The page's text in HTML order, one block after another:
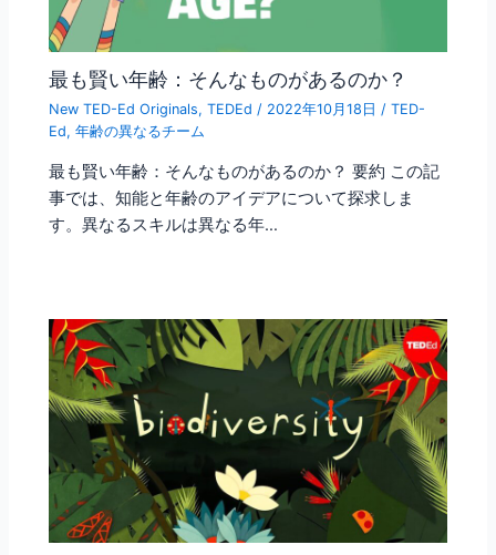
最も賢い年齢：そんなものがあるのか？
New TED-Ed Originals,TEDEd / 2022年10月18日 /TED-
Ed,年齢の異なるチーム
最も賢い年齢：そんなものがあるのか？ 要約 この記
事では、知能と年齢のアイデアについて探求しま
す。異なるスキルは異なる年…